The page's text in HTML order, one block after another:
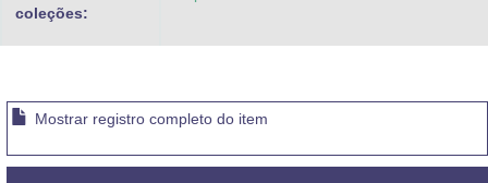
coleções:
Mostrar registro completo do item